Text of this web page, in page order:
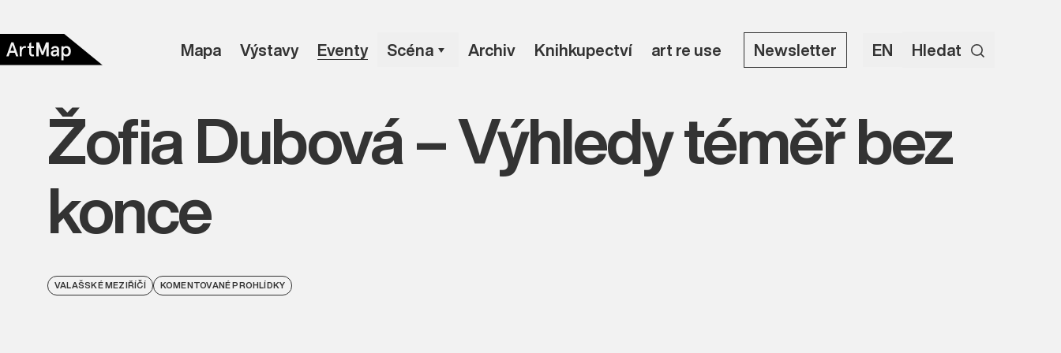
Mapa Výstavy Eventy Scéna Archiv Knihkupectví art re use Newsletter EN Hledat
Žofia Dubová – Výhledy téměř bez
konce
VALAŠSKÉ MEZIŘÍČÍ KOMENTOVANÉ PROHLÍDKY